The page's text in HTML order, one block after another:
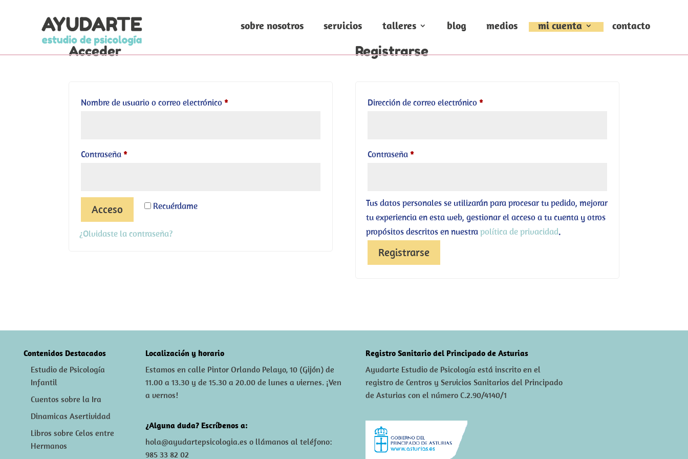
sobre nosotros servicios talleres blog medios mi cuenta contacto
Acceder
Nombre de usuario o correo electrónico*Obligatorio
Contraseña*Obligatorio
Recuérdame
Acceso
¿Olvidaste la contraseña?
Registrarse
Dirección de correo electrónico*Obligatorio
Contraseña*Obligatorio
Tus datos personales se utilizarán para procesar tu pedido, mejorar
tu experiencia en esta web, gestionar el acceso a tu cuenta y otros
propósitos descritos en nuestrapolítica de privacidad.
Registrarse
Contenidos Destacados
Estudio de Psicología
Infantil
Cuentos sobre la Ira
Dinamicas Asertividad
Libros sobre Celos entre
Hermanos
Localización y horario
Estamos en calle Pintor Orlando Pelayo, 10 (Gijón) de
11.00 a 13.30 y de 15.30 a 20.00 de lunes a viernes. ¡Ven
a vernos!
¿Alguna duda? Escríbenos a:
hola@ayudartepsicologia.es o llámanos al teléfono:
985 33 82 02
Registro Sanitario del Principado de Asturias
Ayudarte Estudio de Psicología está inscrito en el
registro de Centros y Servicios Sanitarios del Principado
de Asturias con el número C.2.90/4140/1